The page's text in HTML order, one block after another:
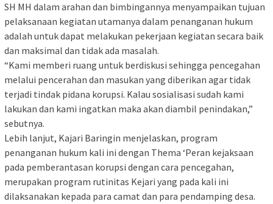
SH MH dalam arahan dan bimbingannya menyampaikan tujuan
pelaksanaan kegiatan utamanya dalam penanganan hukum
adalah untuk dapat melakukan pekerjaan kegiatan secara baik
dan maksimal dan tidak ada masalah.
“Kami memberi ruang untuk berdiskusi sehingga pencegahan
melalui pencerahan dan masukan yang diberikan agar tidak
terjadi tindak pidana korupsi. Kalau sosialisasi sudah kami
lakukan dan kami ingatkan maka akan diambil penindakan,”
sebutnya.
Lebih lanjut, Kajari Baringin menjelaskan, program
penanganan hukum kali ini dengan Thema ‘Peran kejaksaan
pada pemberantasan korupsi dengan cara pencegahan,
merupakan program rutinitas Kejari yang pada kali ini
dilaksanakan kepada para camat dan para pendamping desa.